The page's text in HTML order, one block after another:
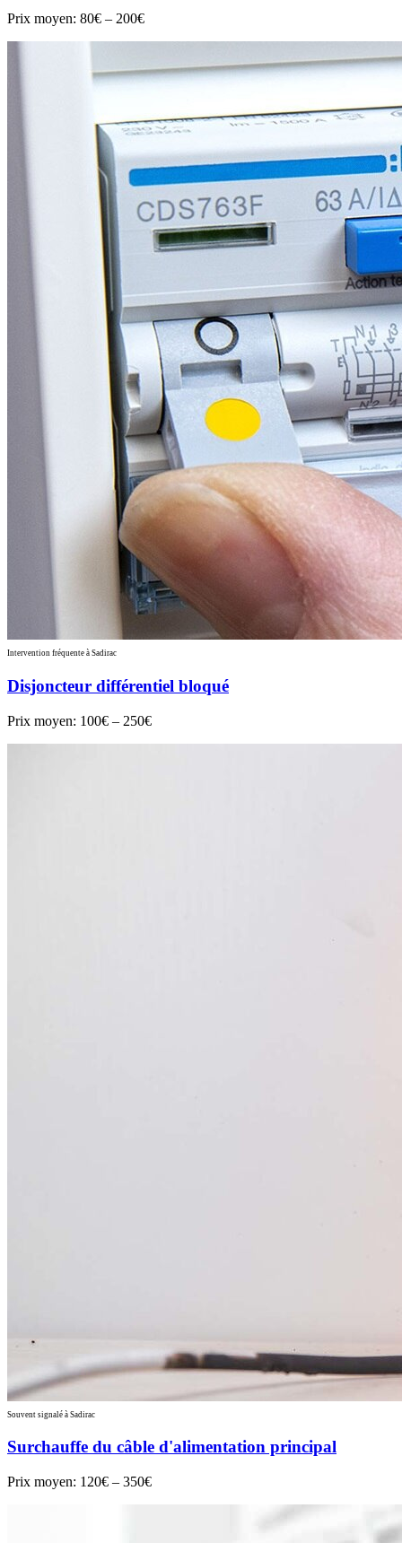
Prix moyen: 80€ – 200€
Intervention fréquente à Sadirac
Disjoncteur différentiel bloqué
Prix moyen: 100€ – 250€
Souvent signalé à Sadirac
Surchauffe du câble d'alimentation principal
Prix moyen: 120€ – 350€